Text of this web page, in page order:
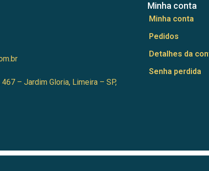
467 – Jardim Gloria, Limeira – SP,
Minha conta
Minha conta
Pedidos
Detalhes da
Senha perdida